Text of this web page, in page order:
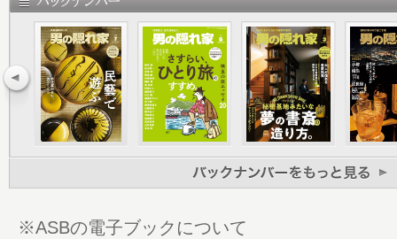
20 Special Interview 1 高谷史郎 （ダムタ
ト）
22 坂本龍一と音のある空間
24 第一章 坂本龍一の音楽と時代
52 Special Essay 鈴木正文（編集者）
54 坂本龍一と本のある空間 坂本図書とは？
56 あの頃、新宿で 新宿ゴールデン街／
72 第二章 坂本龍一と日本 東北ユースオ
※ASBの電子ブックについて